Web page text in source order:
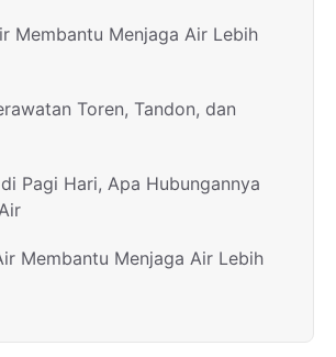
Membantu Menjaga Air Lebih
Toren, Tandon, dan
Pagi Hari, Apa Hubungannya
Membantu Menjaga Air Lebih